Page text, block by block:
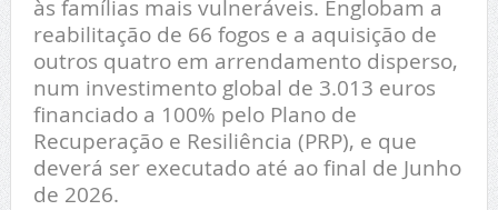
às famílias mais vulneráveis. Englobam a
reabilitação de 66 fogos e a aquisição de
outros quatro em arrendamento disperso,
num investimento global de 3.013 euros
financiado a 100% pelo Plano de
Recuperação e Resiliência (PRP), e que
deverá ser executado até ao final de Junho
de 2026.